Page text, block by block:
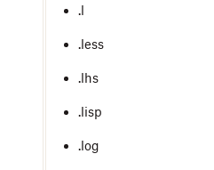
.l
.less
.lhs
.lisp
.log